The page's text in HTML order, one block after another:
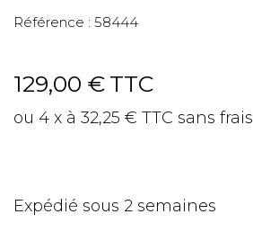
Référence : 58444
129,00 € TTC
ou 4 x à 32,25 € TTC sans frais
Expédié sous 2 semaines